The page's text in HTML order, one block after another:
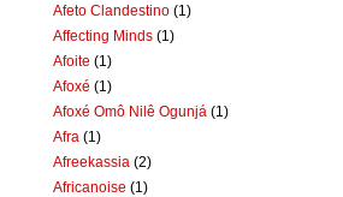
Afeto Clandestino (1)
Affecting Minds (1)
Afoite (1)
Afoxé (1)
Afoxé Omô Nilê Ogunjá (1)
Afra (1)
Afreekassia (2)
Africanoise (1)